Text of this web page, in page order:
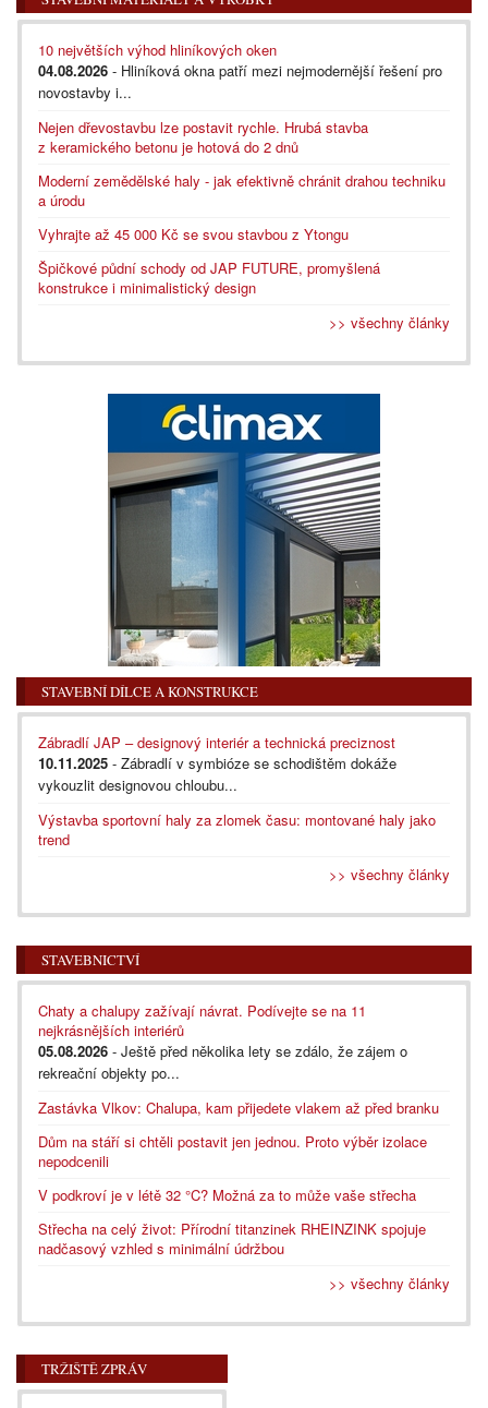
10 největších výhod hliníkových oken
04.08.2026 - Hliníková okna patří mezi nejmodernější řešení pro
novostavby i...
Nejen dřevostavbu lze postavit rychle. Hrubá stavba
z keramického betonu je hotová do 2 dnů
Moderní zemědělské haly - jak efektivně chránit drahou techniku
a úrodu
Vyhrajte až 45 000 Kč se svou stavbou z Ytongu
Špičkové půdní schody od JAP FUTURE, promyšlená
konstrukce i minimalistický design
>> všechny články
STAVEBNÍ DÍLCE A KONSTRUKCE
Zábradlí JAP – designový interiér a technická preciznost
10.11.2025 - Zábradlí v symbióze se schodištěm dokáže
vykouzlit designovou chloubu...
Výstavba sportovní haly za zlomek času: montované haly jako
trend
>> všechny články
STAVEBNICTVÍ
Chaty a chalupy zažívají návrat. Podívejte se na 11
nejkrásnějších interiérů
05.08.2026 - Ještě před několika lety se zdálo, že zájem o
rekreační objekty po...
Zastávka Vlkov: Chalupa, kam přijedete vlakem až před branku
Dům na stáří si chtěli postavit jen jednou. Proto výběr izolace
nepodcenili
V podkroví je v létě 32 °C? Možná za to může vaše střecha
Střecha na celý život: Přírodní titanzinek RHEINZINK spojuje
nadčasový vzhled s minimální údržbou
>> všechny články
TRŽIŠTĚ ZPRÁV